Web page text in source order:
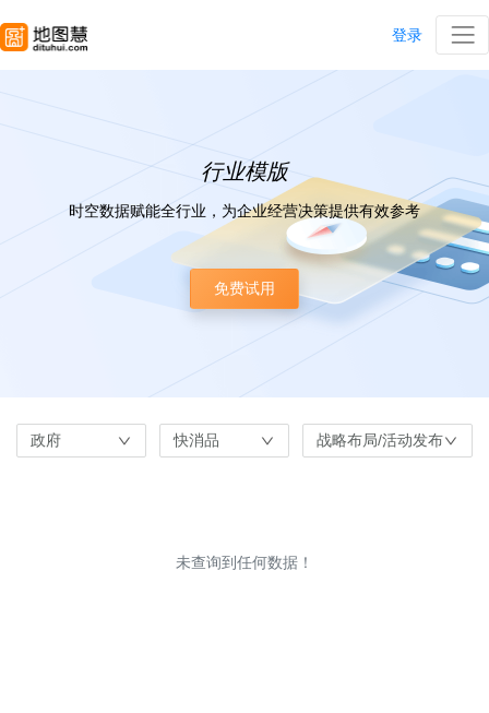
登录
行业模版
时空数据赋能全行业，为企业经营决策提供有效参考
免费试用
政府 快消品 战略布局/活动发布
未查询到任何数据！